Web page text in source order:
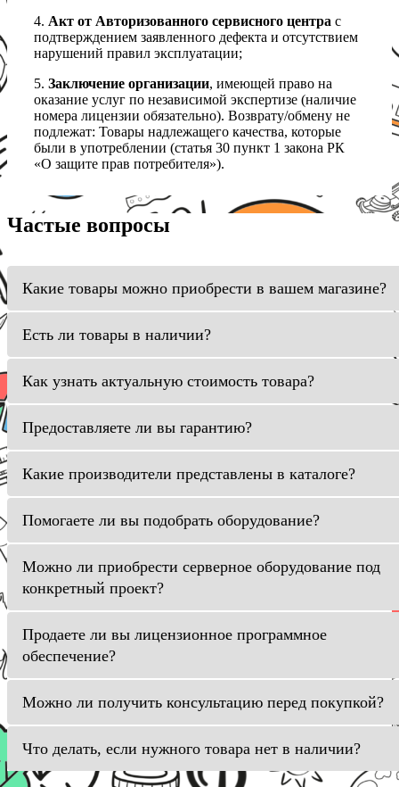
4. Акт от Авторизованного сервисного центра с
подтверждением заявленного дефекта и отсутствием
нарушений правил эксплуатации;
5. Заключение организации, имеющей право на
оказание услуг по независимой экспертизе (наличие
номера лицензии обязательно). Возврату/обмену не
подлежат: Товары надлежащего качества, которые
были в употреблении (статья 30 пункт 1 закона РК
«О защите прав потребителя»).
Частые вопросы
Какие товары можно приобрести в вашем магазине?
Есть ли товары в наличии?
Как узнать актуальную стоимость товара?
Предоставляете ли вы гарантию?
Какие производители представлены в каталоге?
Помогаете ли вы подобрать оборудование?
Можно ли приобрести серверное оборудование под
конкретный проект?
Продаете ли вы лицензионное программное
обеспечение?
Можно ли получить консультацию перед покупкой?
Что делать, если нужного товара нет в наличии?